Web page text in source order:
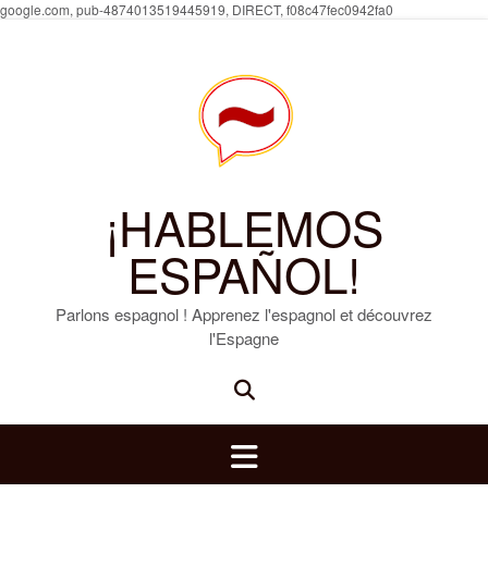
google.com, pub-4874013519445919, DIRECT, f08c47fec0942fa0
¡HABLEMOS
ESPAÑOL!
Parlons espagnol ! Apprenez l'espagnol et découvrez
l'Espagne